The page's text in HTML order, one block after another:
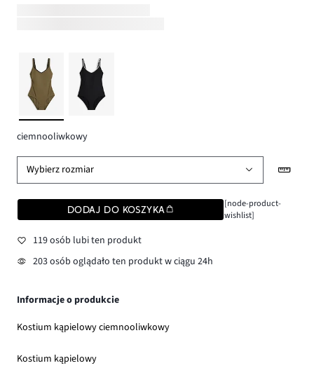
ciemnooliwkowy
Wybierz rozmiar
DODAJ DO KOSZYKA
[node-product-
wishlist]
119 osób lubi ten produkt
203 osób oglądało ten produkt w ciągu 24h
Informacje o produkcie
Kostium kąpielowy ciemnooliwkowy
Kostium kąpielowy